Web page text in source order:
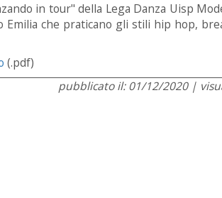
in tour" della Lega Danza Uisp
Emilia che praticano gli stili hip hop,
(.pdf)
pubblicato il: 01/12/2020 |